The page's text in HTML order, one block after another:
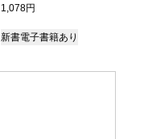
1,078円
新書電子書籍あり